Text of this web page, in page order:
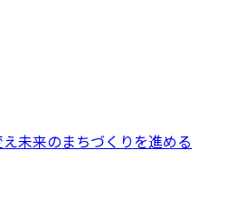
未来のまちづくりを進める